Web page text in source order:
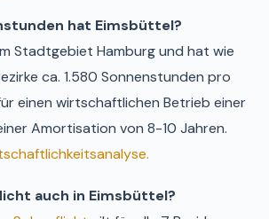
hat Eimsbüttel?
Stadtgebiet Hamburg und hat wie
ca. 1.580 Sonnenstunden pro
einen wirtschaftlichen Betrieb einer
Amortisation von 8-10 Jahren.
auch in Eimsbüttel?